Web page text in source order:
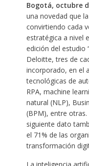
Bogotá, octubre
una novedad que
convirtiendo cada
estratégica a nivel
edición del estudio
Deloitte, tres de
incorporado, en el
tecnológicas de
RPA, machine
natural (NLP),
(BPM), entre
siguiente dato
el 71% de las
transformación